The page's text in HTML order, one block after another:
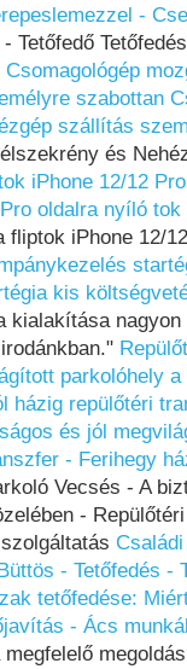
-
Tetőfedő
Csomagológép
szabottan
szállítás
és
iPhone 12/12
oldalra nyíló tok
fliptok iPhone 12/
kis
kialakítása
parkolóhely
házig repülőtéri
és jól
- Ferihegy
Vecsés - A
-
- Tetőfedés -
tetőfedése:
- Ács